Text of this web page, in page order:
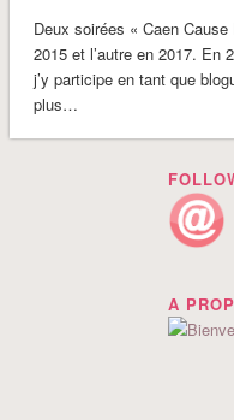
Deux soirées « Caen
2015 et l’autre en 2017. En
j’y participe en tant que
plus…
A